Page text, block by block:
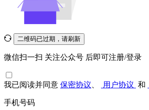
二维码已过期，请刷新
微信扫一扫 关注公众号 后即可注册/登录
我已阅读并同意 保密协议 用户协议 和
手机号码